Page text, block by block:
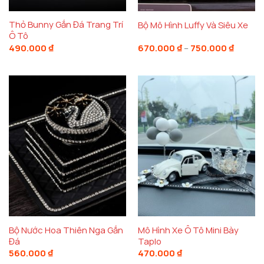
biến cho việc trang trí taplo. Những loại cây như
sen đá, xương rồng, hoặc các loại cây cảnh nhỏ
không chỉ mang lại vẻ đẹp tự nhiên mà còn giúp cải
Thỏ Bunny Gắn Đá Trang Trí
Ô Tô
490.000 ₫
Bộ Mô Hình Luffy Và Siêu Xe
670.000 ₫ – 750.000 ₫Khoảng
giá:
đến
Bộ Nước Hoa Thiên Nga Gắn
Đá
560.000 ₫
Mô Hình Xe Ô Tô Mini Bày
Taplo
470.000 ₫